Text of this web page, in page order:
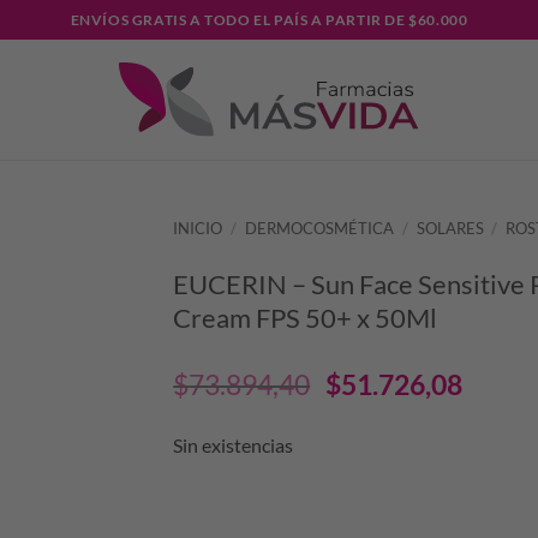
ENVÍOS GRATIS A TODO EL PAÍS A PARTIR DE $60.000
INICIO / DERMOCOSMÉTICA / SOLARES /
EUCERIN – Sun Face Sensitive
Cream FPS 50+ x 50Ml
$73.894,40 El
$51.726,08El
Sin existencias